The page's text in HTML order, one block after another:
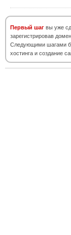
Первый шаг вы уже
зарегистрировав
Следующими шагами
хостинга и создание